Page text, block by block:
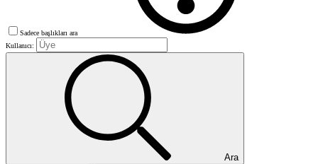
Sadece başlıkları ara
Kullanıcı:
Ara